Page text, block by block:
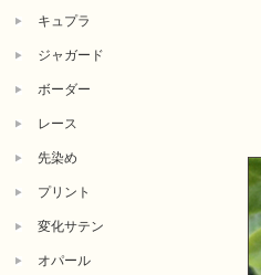
キュプラ
ジャガード
ボーダー
レース
先染め
プリント
変化サテン
オパール